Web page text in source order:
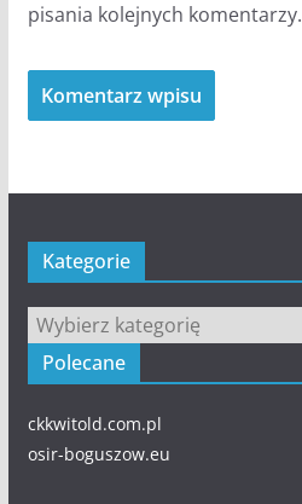
pisania kolejnych komentarzy.
Kategorie
Kategorie
Polecane
ckkwitold.com.pl
osir-boguszow.eu